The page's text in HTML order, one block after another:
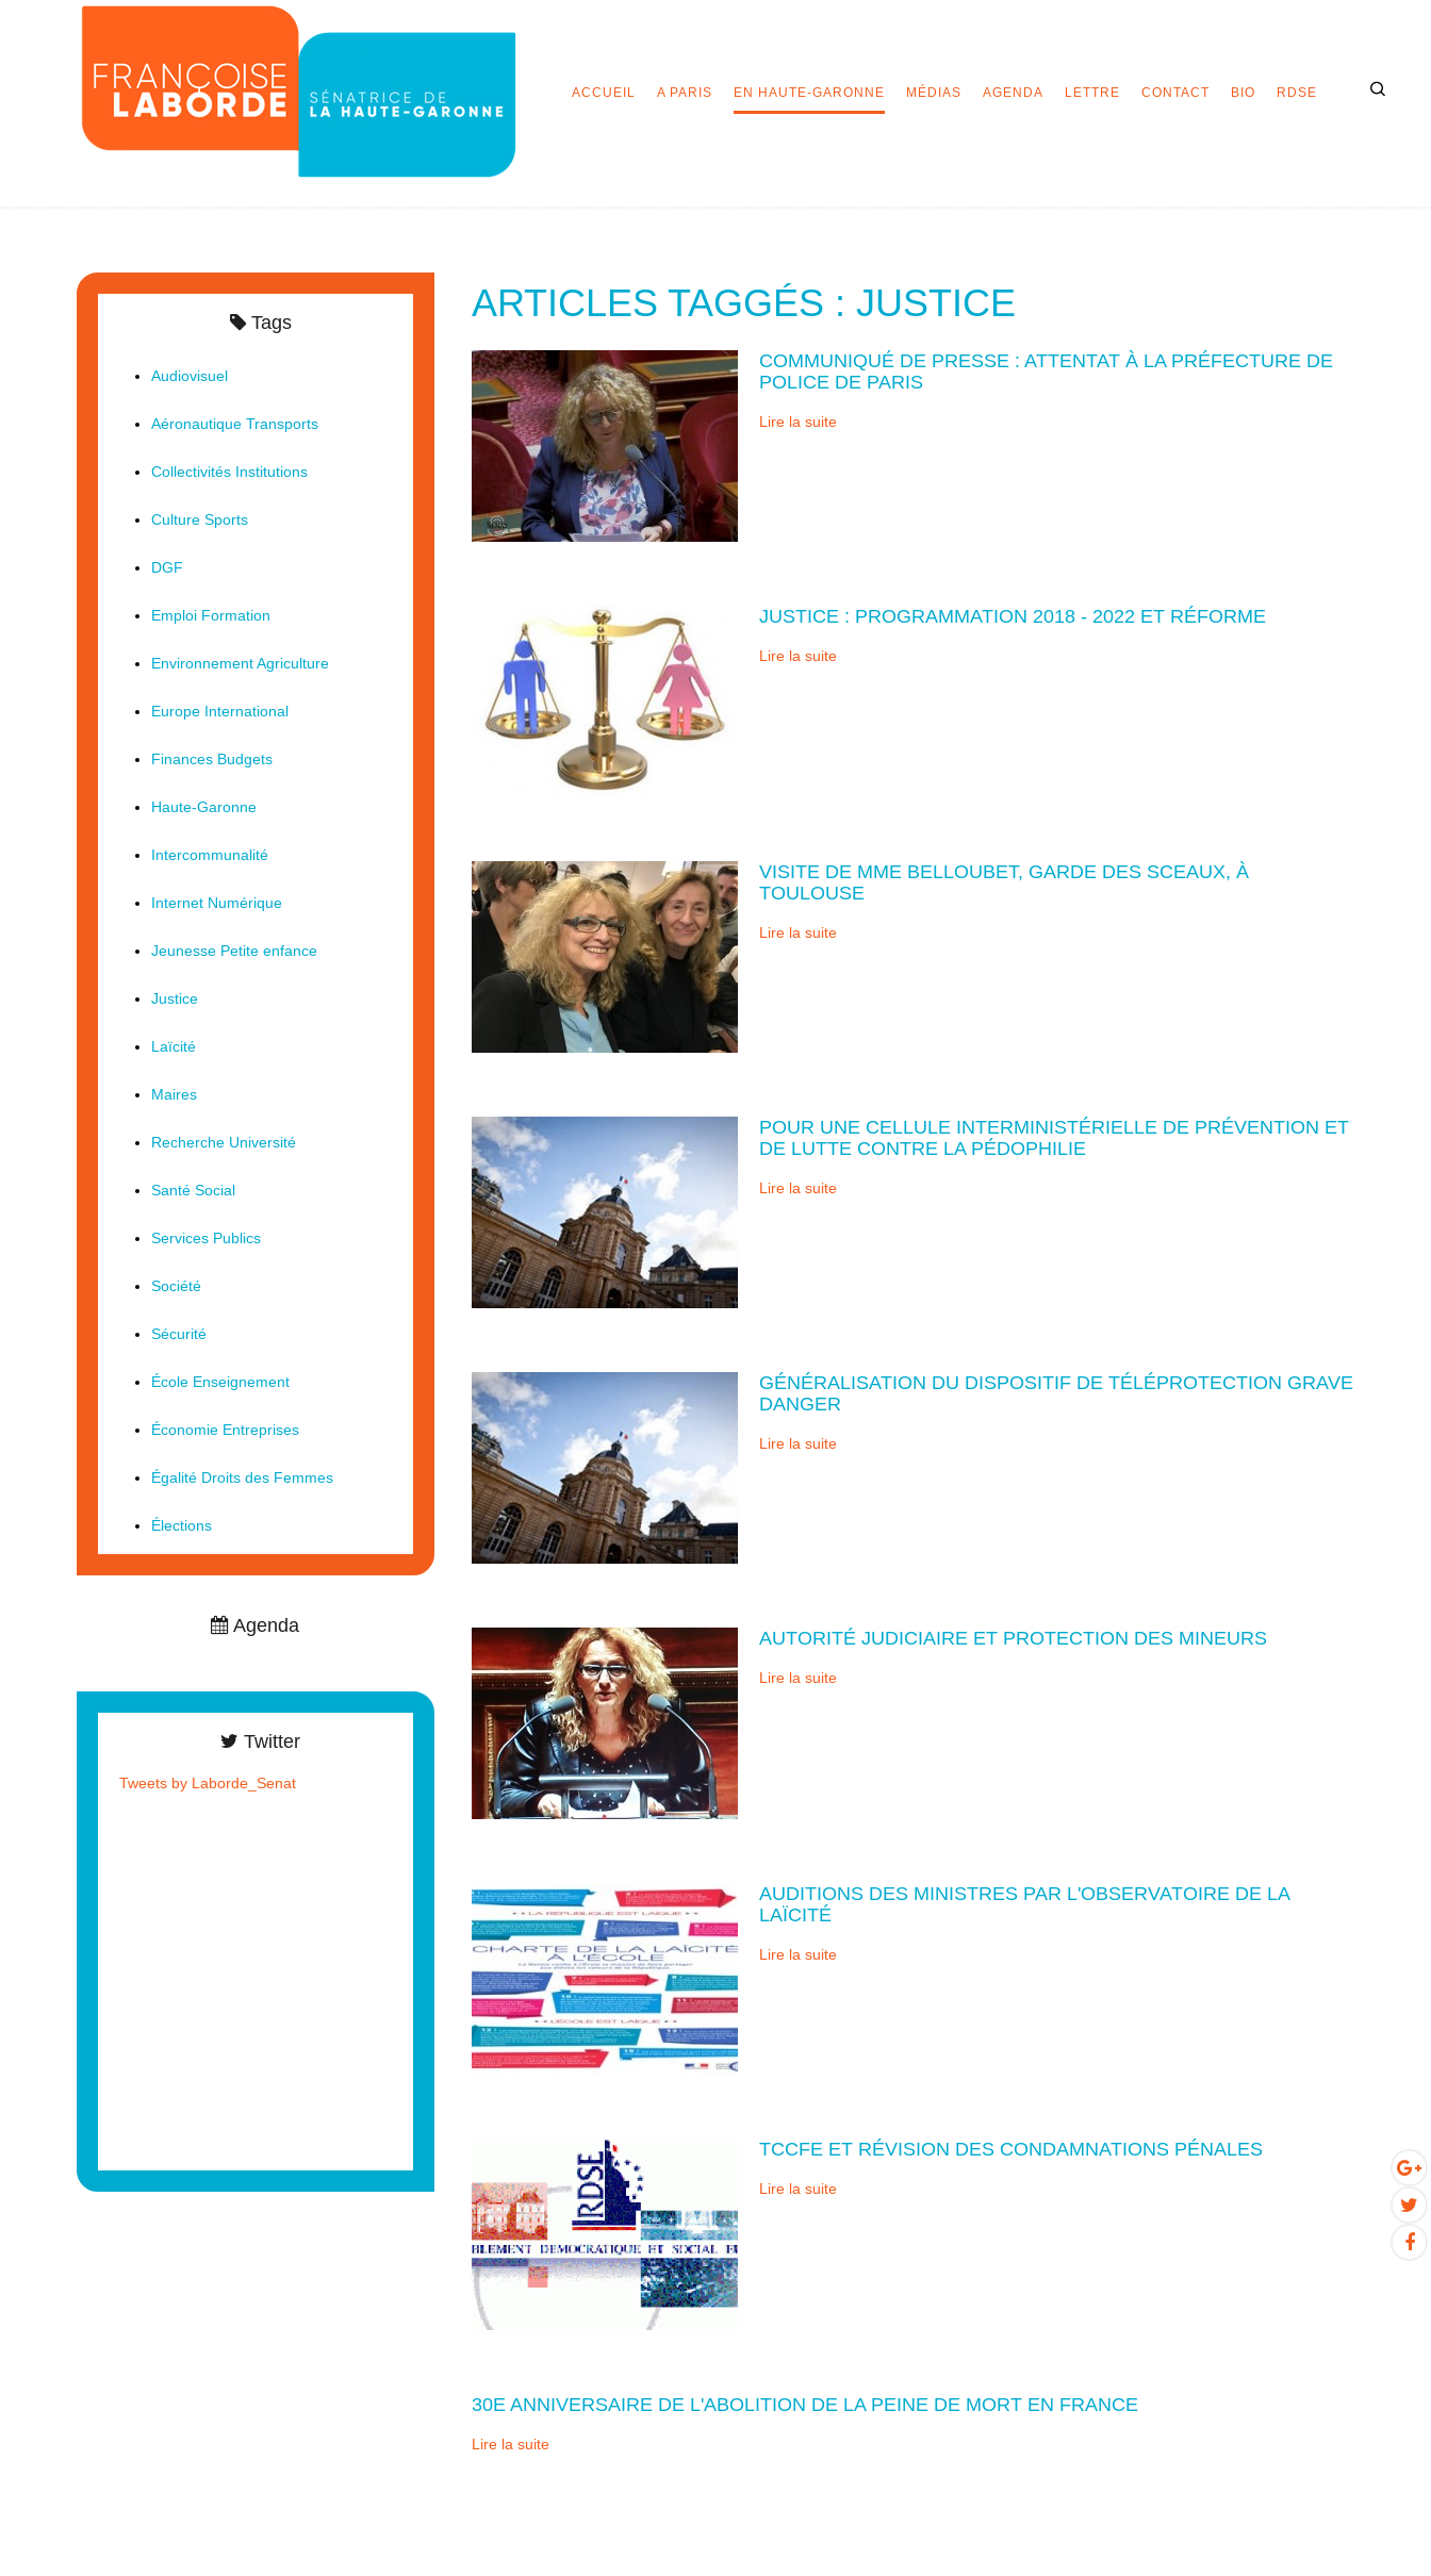
ACCUEIL A PARIS EN HAUTE-GARONNE MÉDIAS AGENDA LETTRE CONTACT BIO RDSE
ARTICLES TAGGÉS : JUSTICE
COMMUNIQUÉ DE PRESSE : ATTENTAT À LA PRÉFECTURE DE
POLICE DE PARIS
Lire la suite
JUSTICE : PROGRAMMATION 2018 - 2022 ET RÉFORME
Lire la suite
VISITE DE MME BELLOUBET, GARDE DES SCEAUX, À
TOULOUSE
Lire la suite
POUR UNE CELLULE INTERMINISTÉRIELLE DE PRÉVENTION ET
DE LUTTE CONTRE LA PÉDOPHILIE
Lire la suite
GÉNÉRALISATION DU DISPOSITIF DE TÉLÉPROTECTION GRAVE
DANGER
Lire la suite
AUTORITÉ JUDICIAIRE ET PROTECTION DES MINEURS
Lire la suite
AUDITIONS DES MINISTRES PAR L'OBSERVATOIRE DE LA
LAÏCITÉ
Lire la suite
TCCFE ET RÉVISION DES CONDAMNATIONS PÉNALES
Lire la suite
30E ANNIVERSAIRE DE L'ABOLITION DE LA PEINE DE MORT EN FRANCE
Lire la suite
Tags
Audiovisuel
Aéronautique Transports
Collectivités Institutions
Culture Sports
DGF
Emploi Formation
Environnement Agriculture
Europe International
Finances Budgets
Haute-Garonne
Intercommunalité
Internet Numérique
Jeunesse Petite enfance
Justice
Laïcité
Maires
Recherche Université
Santé Social
Services Publics
Société
Sécurité
École Enseignement
Économie Entreprises
Égalité Droits des Femmes
Élections
Agenda
Twitter
Tweets by Laborde_Senat